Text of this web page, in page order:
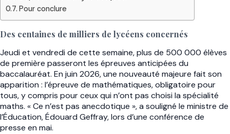
Pour conclure
Des centaines de milliers de lycéens concernés
Jeudi et vendredi de cette semaine, plus de 500 000 élèves
de première passeront les épreuves anticipées du
baccalauréat. En juin 2026, une nouveauté majeure fait son
apparition : l’épreuve de mathématiques, obligatoire pour
tous, y compris pour ceux qui n’ont pas choisi la spécialité
maths. « Ce n’est pas anecdotique », a souligné le ministre de
l’Éducation, Édouard Geffray, lors d’une conférence de
presse en mai.